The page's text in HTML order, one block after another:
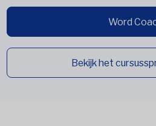
Word
Bekijk het